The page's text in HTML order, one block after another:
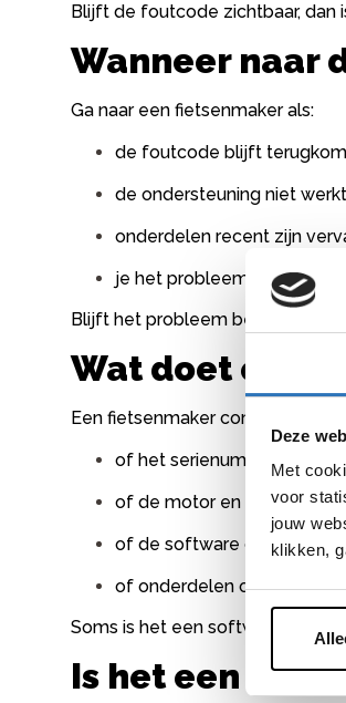
Deze
Met
voor
jouw
klikken,
Blijft de foutcode zichtbaar, dan
Wanneer naar
Ga naar een fietsenmaker als:
de foutcode blijft
de ondersteuning niet werkt
onderdelen recent zijn
je het probleem niet direct
Blijft het probleem bestaan, laat
Wat doet een
Een fietsenmaker controleert
of het serienummer correct
of de motor en accu goed
of de software correct
of onderdelen opnieuw
Soms is het een softwarematig
Is het een